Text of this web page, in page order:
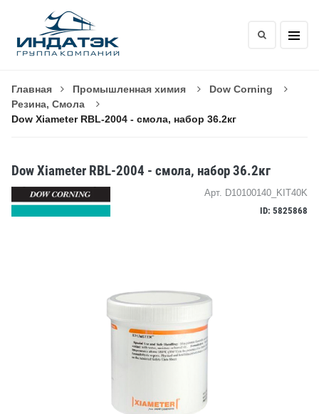
Главная Промышленная химия
Dow Corning
Резина, Смола
Dow Xiameter RBL-2004 - смола, набор 36.2кг
Dow Xiameter RBL-2004 - смола, набор 36.2кг
Арт. D10100140_KIT40K
ID: 5825868